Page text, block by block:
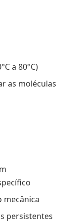
a 80°C)
as moléculas
mecânica
persistentes